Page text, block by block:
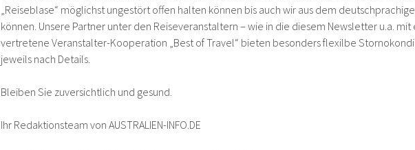
„Reiseblase“ möglichst ungestört offen halten können bis auch wir aus dem
können. Unsere Partner unter den Reiseveranstaltern – wie in die diesem Newsletter u.a. mit
vertretene Veranstalter-Kooperation „Best of Travel“ bieten besonders flexilbe
jeweils nach Details.
Bleiben Sie zuversichtlich und gesund.
Ihr Redaktionsteam von AUSTRALIEN-INFO.DE